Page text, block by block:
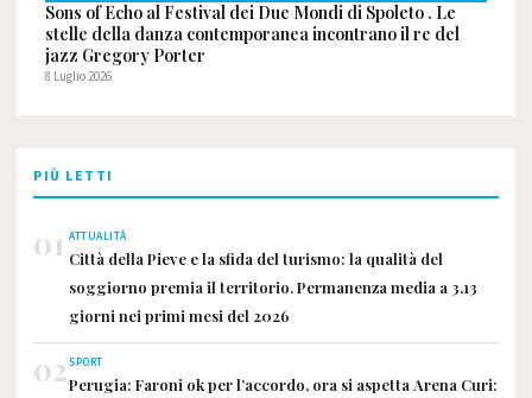
Sons of Echo al Festival dei Due Mondi di Spoleto . Le
stelle della danza contemporanea incontrano il re del
jazz Gregory Porter
8 Luglio 2026
PIÙ LETTI
01 ATTUALITÀ
Città della Pieve e la sfida del turismo: la qualità del
soggiorno premia il territorio. Permanenza media a 3,13
giorni nei primi mesi del 2026
02SPORT
Perugia: Faroni ok per l’accordo, ora si aspetta Arena Curi: